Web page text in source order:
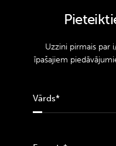
Uzzini pirmais par
īpašajiem